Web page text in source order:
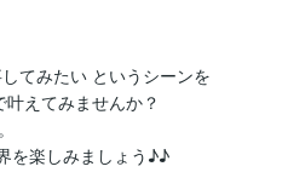
てみたい というシーンを
えてみませんか？
を楽しみましょう♪♪